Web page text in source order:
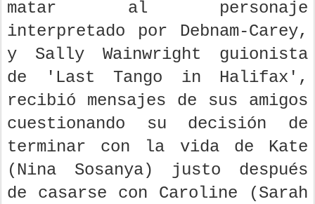
matar al personaje
interpretado por Debnam-Carey,
y Sally Wainwright guionista
de 'Last Tango in Halifax',
recibió mensajes de sus amigos
cuestionando su decisión de
terminar con la vida de Kate
(Nina Sosanya) justo después
de casarse con Caroline (Sarah